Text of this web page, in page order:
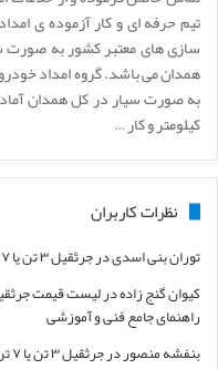
تیم حرفه ای و کار آزموده ی
سازی های معتبر کشور به صورت
همدان می باشد. گروه امداد
به صورت سیار در کل همدان
کیلومتر و کار …
نظرات کاربران
توران بنی اسدیدرجرثقیل ۳ تن یا ۷ تن؟ راهنمای انتخاب برای سازنده‌ها
کیوان گنج زادهدرلیست قیمت
راهنمای جامع فنی و آموزشی
بنفشه منصوردرجرثقیل ۳ تن یا ۷ تن؟ راهنمای انتخاب برای سازنده‌ها